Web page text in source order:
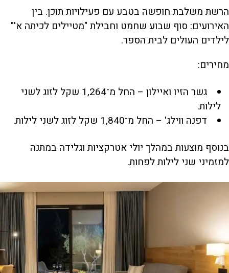
הרשת משלבת חופשה בטבע עם פעילויות תוכן. בין
האירועים: סוף שבוע שחמט וחבילת "מטיילים לכיתה א'"
לילדים העולים לבית הספר.
מחירים:
גשר הזיו ואיילון – החל מ־1,264 שקל לזוג לשני
לילות.
דפנה ווילג' – החל מ־1,840 שקל לזוג לשני לילות.
בנוסף מוצעות במהלך יולי אטרקציות וגלידה במתנה
למזמיני שני לילות לפחות.